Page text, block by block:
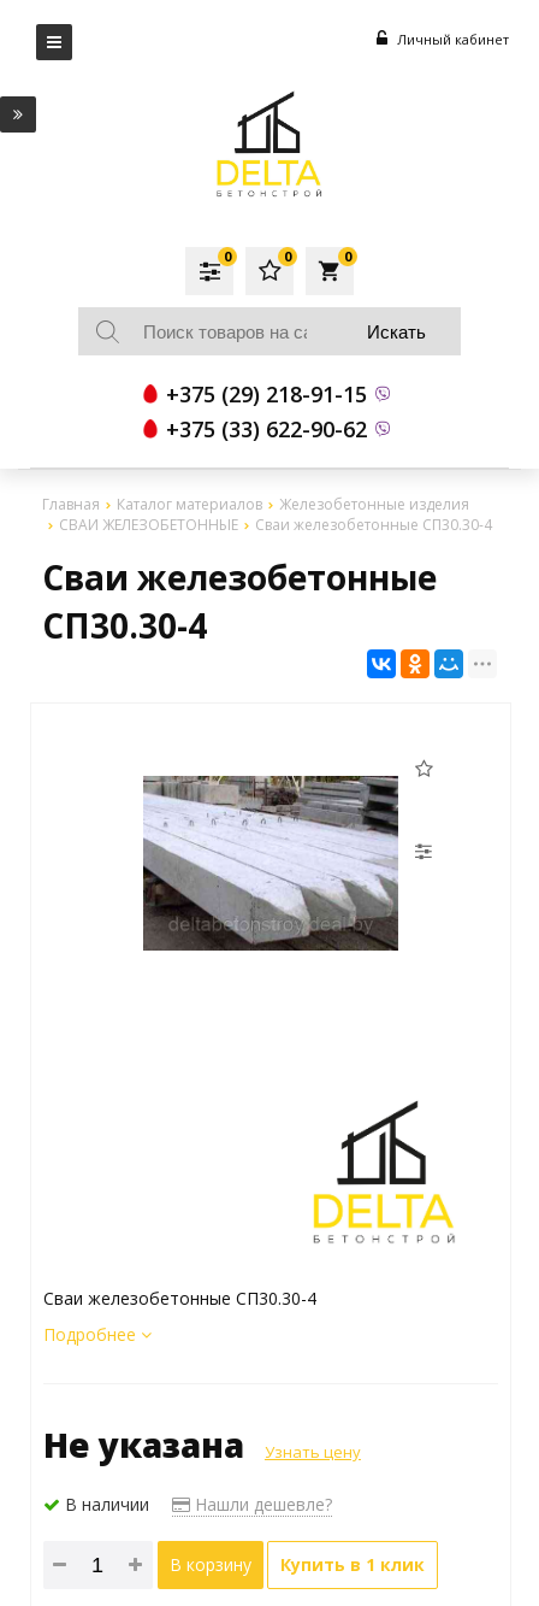
Личный кабинет
local_grocery_store
0
0
0
+375 (29) 218-91-15
+375 (33) 622-90-62
Главная Каталог материалов
Железобетонные изделия
СВАИ ЖЕЛЕЗОБЕТОННЫЕ
Сваи железобетонные СП30.30-4
Сваи железобетонные
СП30.30-4
Сваи железобетонные СП30.30-4
Подробнее
Не указана Узнать цену
В наличии Нашли дешевле?
В корзину Купить в 1 клик